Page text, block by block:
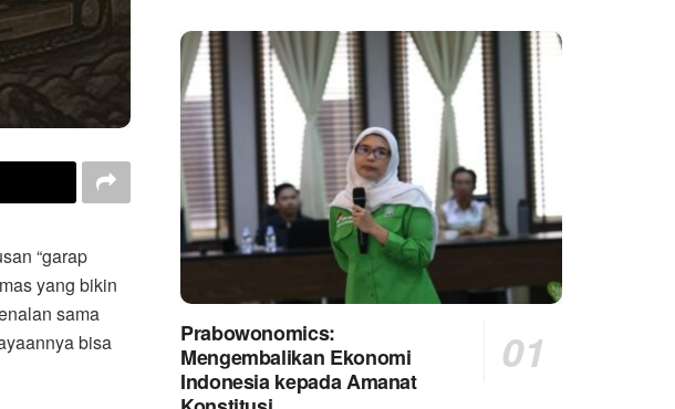
“garap
yang bikin
sama
bisa
Prabowonomics:
Mengembalikan Ekonomi
Indonesia kepada Amanat